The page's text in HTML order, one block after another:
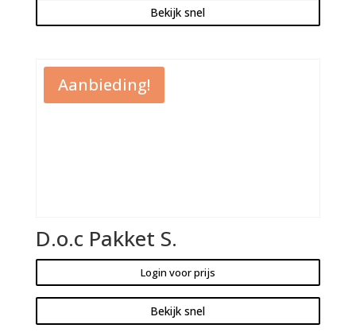
Bekijk snel
Aanbieding!
D.o.c Pakket S.
Login voor prijs
Bekijk snel